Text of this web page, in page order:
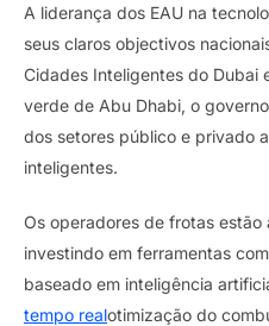
A liderança dos EAU na
seus claros objectivos
Cidades Inteligentes do Dubai
verde de Abu Dhabi, o
dos setores público e privado
inteligentes.
Os operadores de frotas estão
investindo em ferramentas
baseado em inteligência
tempo realotimização do